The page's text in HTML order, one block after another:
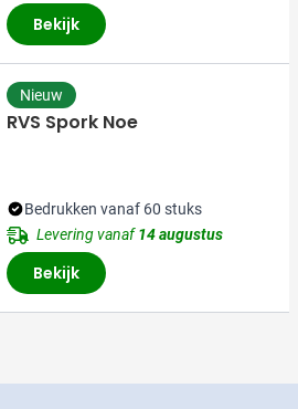
Bekijk
Nieuw
RVS Spork Noe
Bedrukken vanaf 60 stuks
Levering vanaf14 augustus
Bekijk